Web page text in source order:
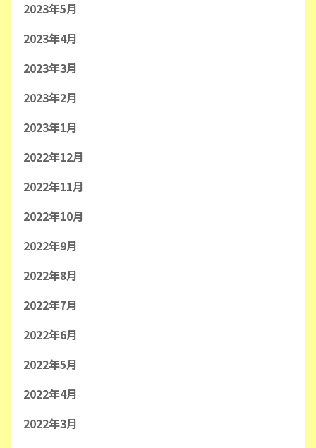
2023年5月
2023年4月
2023年3月
2023年2月
2023年1月
2022年12月
2022年11月
2022年10月
2022年9月
2022年8月
2022年7月
2022年6月
2022年5月
2022年4月
2022年3月